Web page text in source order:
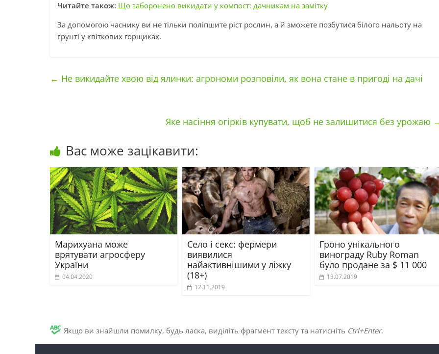
Читайте також: Що заборонено викидати у компост: дачникам на замітку
За допомогою часнику ви не тільки поліпшите ріст рослин, а й зможете позбутися білого нальоту на
ґрунті у квіткових горщиках.
← Не викидайте хвою від ялинки: агрономи розповіли, як вона стане в пригоді на дачі
Яке насіння огірків купувати, щоб не залишитися без урожаю
Вас може зацікавити:
Марихуана може
врятувати агросферу
України
04.04.2020
Село і секс: фермери
виявилися
найактивнішими у ліжку
(18+)
12.11.2019
Гроно унікального
винограду Ruby Roman
було продане за $ 11 000
13.07.2019
Якщо ви знайшли помилку, будь ласка, виділіть фрагмент тексту та натисніть Ctrl+Enter.